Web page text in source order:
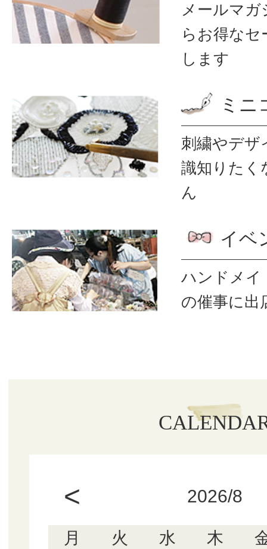
メールマ
ら お得なセ
します
ミニ
刺繍やデザ
識知りたく
ん
イベ
ハンドメイ
の催事に出
< 2026/8
月 火 水 木